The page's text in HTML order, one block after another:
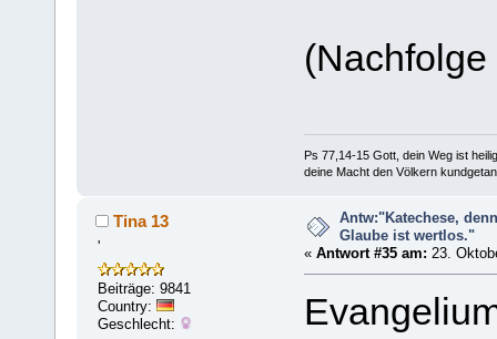
Ps 77,14-15 Gott, dein Weg ist
deine Macht den Völkern
Tina 13
'
Beiträge: 9841
Country:
Geschlecht:
Antw:"Katechese,
Glaube ist wertlos."
« Antwort #35 am: 23.